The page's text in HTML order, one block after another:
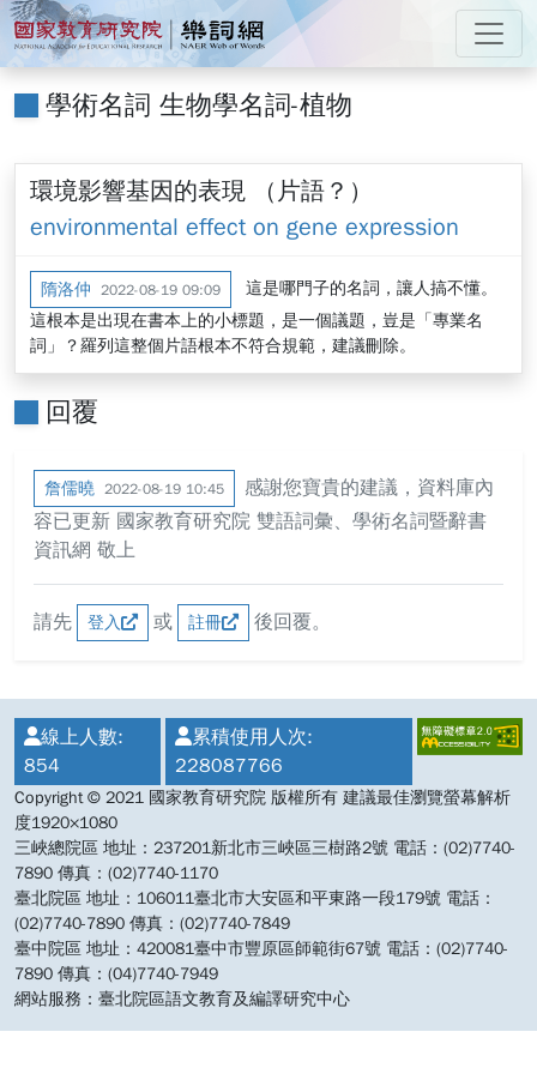
跳到主要內容
:::
國家教育研究院 樂詞網
學術名詞 生物學名詞-植物
環境影響基因的表現 （片語？）
environmental effect on gene expression
隋洛仲 2022-08-19 09:09
這是哪門子的名詞，讓人搞不懂。
這根本是出現在書本上的小標題，是一個議題，豈是「專業名
詞」？羅列這整個片語根本不符合規範，建議刪除。
回覆
詹儒曉 2022-08-19 10:45
感謝您寶貴的建議，資料庫內
容已更新 國家教育研究院 雙語詞彙、學術名詞暨辭書
資訊網 敬上
請先 登入 或 註冊 後回覆。
線上人數:
854
累積使用人次:
228087766
Copyright © 2021 國家教育研究院 版權所有 建議最佳瀏覽螢幕解析
度1920×1080
三峽總院區 地址：237201新北市三峽區三樹路2號 電話：(02)7740-
7890 傳真：(02)7740-1170
臺北院區 地址：106011臺北市大安區和平東路一段179號 電話：
(02)7740-7890 傳真：(02)7740-7849
臺中院區 地址：420081臺中市豐原區師範街67號 電話：(02)7740-
7890 傳真：(04)7740-7949
網站服務：臺北院區語文教育及編譯研究中心